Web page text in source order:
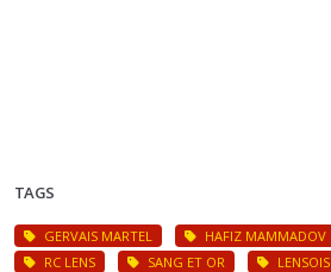
TAGS
GERVAIS MARTEL HAFIZ MAMMADOV
RC LENS
SANG ET OR LENSOIS